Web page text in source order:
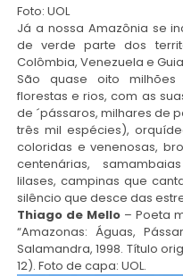
Foto: UOL
Já a nossa Amazônia se
de verde parte dos
Colômbia, Venezuela e
São quase oito
florestas e rios, com as
de ´pássaros, milhares de
três mil espécies),
coloridas e venenosas,
centenárias,
lilases, campinas que
silêncio que desce das
Thiago de Mello– Poeta
“Amazonas: Águas,
Salamandra, 1998. Título
12). Foto de capa: UOL.